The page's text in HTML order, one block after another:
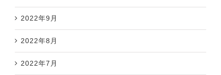
2022年9月
2022年8月
2022年7月